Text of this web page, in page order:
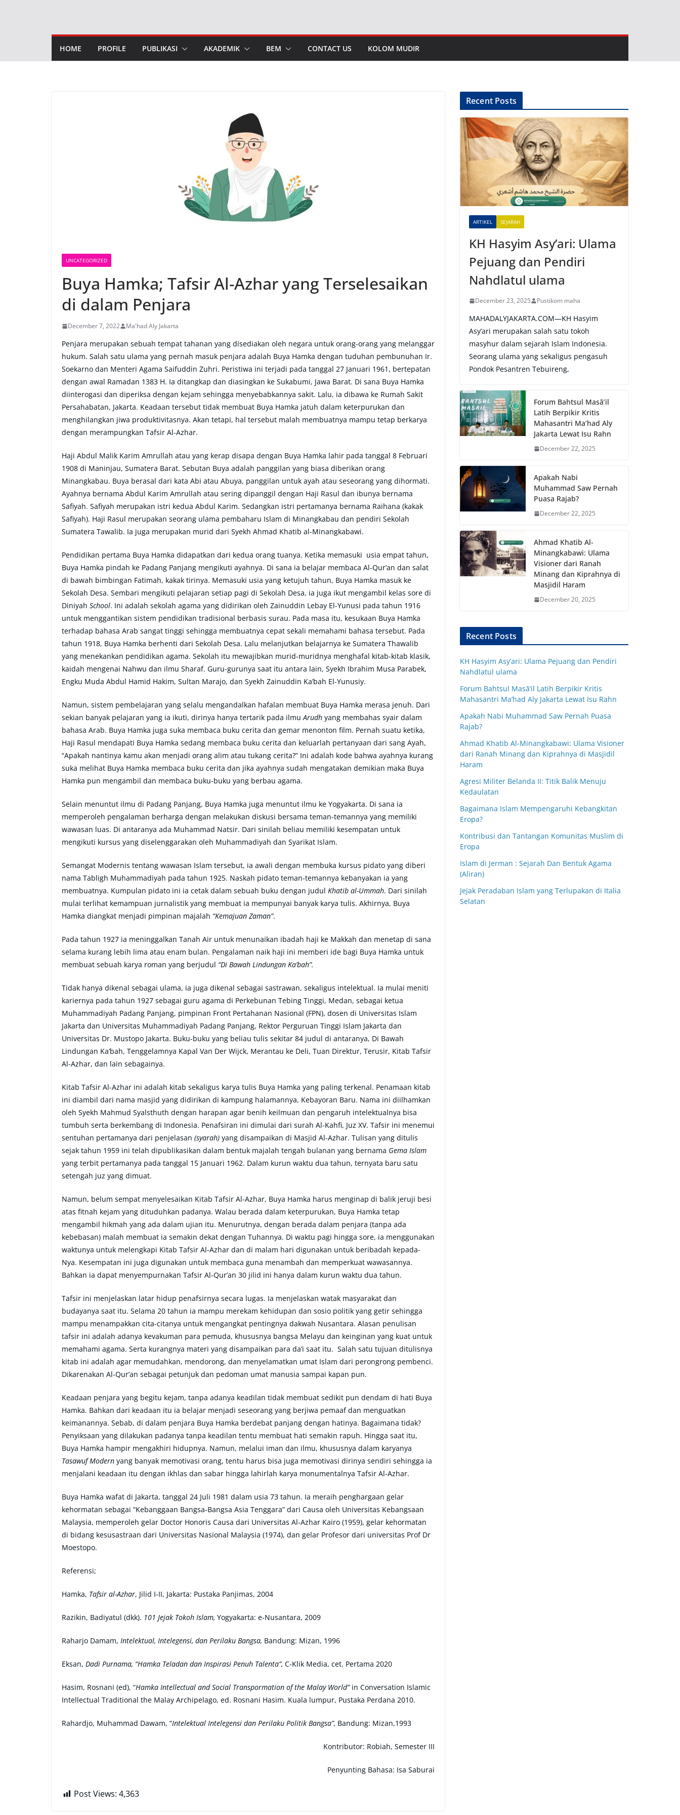
HOME PROFILE PUBLIKASI AKADEMIK BEM CONTACT US KOLOM MUDIR
UNCATEGORIZED
Buya Hamka; Tafsir Al-Azhar yang Terselesaikan
di dalam Penjara
December 7, 2022 Ma'had Aly Jakarta
Penjara merupakan sebuah tempat tahanan yang disediakan oleh negara untuk orang-orang yang melanggar
hukum. Salah satu ulama yang pernah masuk penjara adalah Buya Hamka dengan tuduhan pembunuhan Ir.
Soekarno dan Menteri Agama Saifuddin Zuhri. Peristiwa ini terjadi pada tanggal 27 Januari 1961, bertepatan
dengan awal Ramadan 1383 H. Ia ditangkap dan diasingkan ke Sukabumi, Jawa Barat. Di sana Buya Hamka
diinterogasi dan diperiksa dengan kejam sehingga menyebabkannya sakit. Lalu, ia dibawa ke Rumah Sakit
Persahabatan, Jakarta. Keadaan tersebut tidak membuat Buya Hamka jatuh dalam keterpurukan dan
menghilangkan jiwa produktivitasnya. Akan tetapi, hal tersebut malah membuatnya mampu tetap berkarya
dengan merampungkan Tafsir Al-Azhar.
Haji Abdul Malik Karim Amrullah atau yang kerap disapa dengan Buya Hamka lahir pada tanggal 8 Februari
1908 di Maninjau, Sumatera Barat. Sebutan Buya adalah panggilan yang biasa diberikan orang
Minangkabau. Buya berasal dari kata Abi atau Abuya, panggilan untuk ayah atau seseorang yang dihormati.
Ayahnya bernama Abdul Karim Amrullah atau sering dipanggil dengan Haji Rasul dan ibunya bernama
Safiyah. Safiyah merupakan istri kedua Abdul Karim. Sedangkan istri pertamanya bernama Raihana (kakak
Safiyah). Haji Rasul merupakan seorang ulama pembaharu Islam di Minangkabau dan pendiri Sekolah
Sumatera Tawalib. Ia juga merupakan murid dari Syekh Ahmad Khatib al-Minangkabawi.
Pendidikan pertama Buya Hamka didapatkan dari kedua orang tuanya. Ketika memasuki usia empat tahun,
Buya Hamka pindah ke Padang Panjang mengikuti ayahnya. Di sana ia belajar membaca Al-Qur’an dan salat
di bawah bimbingan Fatimah, kakak tirinya. Memasuki usia yang ketujuh tahun, Buya Hamka masuk ke
Sekolah Desa. Sembari mengikuti pelajaran setiap pagi di Sekolah Desa, ia juga ikut mengambil kelas sore di
Diniyah School. Ini adalah sekolah agama yang didirikan oleh Zainuddin Lebay El-Yunusi pada tahun 1916
untuk menggantikan sistem pendidikan tradisional berbasis surau. Pada masa itu, kesukaan Buya Hamka
terhadap bahasa Arab sangat tinggi sehingga membuatnya cepat sekali memahami bahasa tersebut. Pada
tahun 1918, Buya Hamka berhenti dari Sekolah Desa. Lalu melanjutkan belajarnya ke Sumatera Thawalib
yang menekankan pendidikan agama. Sekolah itu mewajibkan murid-muridnya menghafal kitab-kitab klasik,
kaidah mengenai Nahwu dan ilmu Sharaf. Guru-gurunya saat itu antara lain, Syekh Ibrahim Musa Parabek,
Engku Muda Abdul Hamid Hakim, Sultan Marajo, dan Syekh Zainuddin Ka’bah El-Yunusiy.
Namun, sistem pembelajaran yang selalu mengandalkan hafalan membuat Buya Hamka merasa jenuh. Dari
sekian banyak pelajaran yang ia ikuti, dirinya hanya tertarik pada ilmuArudh yang membahas syair dalam
bahasa Arab. Buya Hamka juga suka membaca buku cerita dan gemar menonton film. Pernah suatu ketika,
Haji Rasul mendapati Buya Hamka sedang membaca buku cerita dan keluarlah pertanyaan dari sang Ayah,
“Apakah nantinya kamu akan menjadi orang alim atau tukang cerita?” Ini adalah kode bahwa ayahnya kurang
suka melihat Buya Hamka membaca buku cerita dan jika ayahnya sudah mengatakan demikian maka Buya
Hamka pun mengambil dan membaca buku-buku yang berbau agama.
Selain menuntut ilmu di Padang Panjang, Buya Hamka juga menuntut ilmu ke Yogyakarta. Di sana ia
memperoleh pengalaman berharga dengan melakukan diskusi bersama teman-temannya yang memiliki
wawasan luas. Di antaranya ada Muhammad Natsir. Dari sinilah beliau memiliki kesempatan untuk
mengikuti kursus yang diselenggarakan oleh Muhammadiyah dan Syarikat Islam.
Semangat Modernis tentang wawasan Islam tersebut, ia awali dengan membuka kursus pidato yang diberi
nama Tabligh Muhammadiyah pada tahun 1925. Naskah pidato teman-temannya kebanyakan ia yang
membuatnya. Kumpulan pidato ini ia cetak dalam sebuah buku dengan judul Khatib al-Ummah. Dari sinilah
mulai terlihat kemampuan jurnalistik yang membuat ia mempunyai banyak karya tulis. Akhirnya, Buya
Hamka diangkat menjadi pimpinan majalah “Kemajuan Zaman”.
Pada tahun 1927 ia meninggalkan Tanah Air untuk menunaikan ibadah haji ke Makkah dan menetap di sana
selama kurang lebih lima atau enam bulan. Pengalaman naik haji ini memberi ide bagi Buya Hamka untuk
membuat sebuah karya roman yang berjudul “Di Bawah Lindungan Ka’bah”.
Tidak hanya dikenal sebagai ulama, ia juga dikenal sebagai sastrawan, sekaligus intelektual. Ia mulai meniti
kariernya pada tahun 1927 sebagai guru agama di Perkebunan Tebing Tinggi, Medan, sebagai ketua
Muhammadiyah Padang Panjang, pimpinan Front Pertahanan Nasional (FPN), dosen di Universitas Islam
Jakarta dan Universitas Muhammadiyah Padang Panjang, Rektor Perguruan Tinggi Islam Jakarta dan
Universitas Dr. Mustopo Jakarta. Buku-buku yang beliau tulis sekitar 84 judul di antaranya, Di Bawah
Lindungan Ka’bah, Tenggelamnya Kapal Van Der Wijck, Merantau ke Deli, Tuan Direktur, Terusir, Kitab Tafsir
Al-Azhar, dan lain sebagainya.
Kitab Tafsir Al-Azhar ini adalah kitab sekaligus karya tulis Buya Hamka yang paling terkenal. Penamaan kitab
ini diambil dari nama masjid yang didirikan di kampung halamannya, Kebayoran Baru. Nama ini diilhamkan
oleh Syekh Mahmud Syalsthuth dengan harapan agar benih keilmuan dan pengaruh intelektualnya bisa
tumbuh serta berkembang di Indonesia. Penafsiran ini dimulai dari surah Al-Kahfi, Juz XV. Tafsir ini menemui
sentuhan pertamanya dari penjelasan (syarah) yang disampaikan di Masjid Al-Azhar. Tulisan yang ditulis
sejak tahun 1959 ini telah dipublikasikan dalam bentuk majalah tengah bulanan yang bernama Gema Islam
yang terbit pertamanya pada tanggal 15 Januari 1962. Dalam kurun waktu dua tahun, ternyata baru satu
setengah juz yang dimuat.
Namun, belum sempat menyelesaikan Kitab Tafsir Al-Azhar, Buya Hamka harus menginap di balik jeruji besi
atas fitnah kejam yang dituduhkan padanya. Walau berada dalam keterpurukan, Buya Hamka tetap
mengambil hikmah yang ada dalam ujian itu. Menurutnya, dengan berada dalam penjara (tanpa ada
kebebasan) malah membuat ia semakin dekat dengan Tuhannya. Di waktu pagi hingga sore, ia menggunakan
waktunya untuk melengkapi Kitab Tafsir Al-Azhar dan di malam hari digunakan untuk beribadah kepada-
Nya. Kesempatan ini juga digunakan untuk membaca guna menambah dan memperkuat wawasannya.
Bahkan ia dapat menyempurnakan Tafsir Al-Qur’an 30 jilid ini hanya dalam kurun waktu dua tahun.
Tafsir ini menjelaskan latar hidup penafsirnya secara lugas. Ia menjelaskan watak masyarakat dan
budayanya saat itu. Selama 20 tahun ia mampu merekam kehidupan dan sosio politik yang getir sehingga
mampu menampakkan cita-citanya untuk mengangkat pentingnya dakwah Nusantara. Alasan penulisan
tafsir ini adalah adanya kevakuman para pemuda, khususnya bangsa Melayu dan keinginan yang kuat untuk
memahami agama. Serta kurangnya materi yang disampaikan para da’i saat itu. Salah satu tujuan ditulisnya
kitab ini adalah agar memudahkan, mendorong, dan menyelamatkan umat Islam dari perongrong pembenci.
Dikarenakan Al-Qur’an sebagai petunjuk dan pedoman umat manusia sampai kapan pun.
Keadaan penjara yang begitu kejam, tanpa adanya keadilan tidak membuat sedikit pun dendam di hati Buya
Hamka. Bahkan dari keadaan itu ia belajar menjadi seseorang yang berjiwa pemaaf dan menguatkan
keimanannya. Sebab, di dalam penjara Buya Hamka berdebat panjang dengan hatinya. Bagaimana tidak?
Penyiksaan yang dilakukan padanya tanpa keadilan tentu membuat hati semakin rapuh. Hingga saat itu,
Buya Hamka hampir mengakhiri hidupnya. Namun, melalui iman dan ilmu, khususnya dalam karyanya
Tasawuf Modern yang banyak memotivasi orang, tentu harus bisa juga memotivasi dirinya sendiri sehingga ia
menjalani keadaan itu dengan ikhlas dan sabar hingga lahirlah karya monumentalnya Tafsir Al-Azhar.
Buya Hamka wafat di Jakarta, tanggal 24 Juli 1981 dalam usia 73 tahun. Ia meraih penghargaan gelar
kehormatan sebagai “Kebanggaan Bangsa-Bangsa Asia Tenggara” dari Causa oleh Universitas Kebangsaan
Malaysia, memperoleh gelar Doctor Honoris Causa dari Universitas Al-Azhar Kairo (1959), gelar kehormatan
di bidang kesusastraan dari Universitas Nasional Malaysia (1974), dan gelar Profesor dari universitas Prof Dr
Moestopo.
Referensi;
Hamka, Tafsir al-Azhar, Jilid I-II, Jakarta: Pustaka Panjimas, 2004
Razikin, Badiyatul (dkk). 101 Jejak Tokoh Islam, Yogyakarta: e-Nusantara, 2009
Raharjo Damam, Intelektual, Intelegensi, dan Perilaku Bangsa, Bandung: Mizan, 1996
Eksan, Dadi Purnama, “Hamka Teladan dan Inspirasi Penuh Talenta”, C-Klik Media, cet. Pertama 2020
Hasim, Rosnani (ed), “Hamka Intellectual and Social Transpormation of the Malay World” in Conversation Islamic
Intellectual Traditional the Malay Archipelago, ed. Rosnani Hasim. Kuala lumpur, Pustaka Perdana 2010.
Rahardjo, Muhammad Dawam, “Intelektual Intelegensi dan Perilaku Politik Bangsa”, Bandung: Mizan,1993
Kontributor: Robiah, Semester III
Penyunting Bahasa: Isa Saburai
Post Views: 4,363
Recent Posts
ARTIKEL SEJARAH
KH Hasyim Asy’ari: Ulama
Pejuang dan Pendiri
Nahdlatul ulama
December 23, 2025 Pustikom maha
MAHADALYJAKARTA.COM—KH Hasyim
Asy’ari merupakan salah satu tokoh
masyhur dalam sejarah Islam Indonesia.
Seorang ulama yang sekaligus pengasuh
Pondok Pesantren Tebuireng,
Forum Bahtsul Masā’il
Latih Berpikir Kritis
Mahasantri Ma’had Aly
Jakarta Lewat Isu Rahn
December 22, 2025
Apakah Nabi
Muhammad Saw Pernah
Puasa Rajab?
December 22, 2025
Ahmad Khatib Al-
Minangkabawi: Ulama
Visioner dari Ranah
Minang dan Kiprahnya di
Masjidil Haram
December 20, 2025
Recent Posts
KH Hasyim Asy’ari: Ulama Pejuang dan Pendiri
Nahdlatul ulama
Forum Bahtsul Masā’il Latih Berpikir Kritis
Mahasantri Ma’had Aly Jakarta Lewat Isu Rahn
Apakah Nabi Muhammad Saw Pernah Puasa
Rajab?
Ahmad Khatib Al-Minangkabawi: Ulama Visioner
dari Ranah Minang dan Kiprahnya di Masjidil
Haram
Agresi Militer Belanda II: Titik Balik Menuju
Kedaulatan
Bagaimana Islam Mempengaruhi Kebangkitan
Eropa?
Kontribusi dan Tantangan Komunitas Muslim di
Eropa
Islam di Jerman : Sejarah Dan Bentuk Agama
(Aliran)
Jejak Peradaban Islam yang Terlupakan di Italia
Selatan